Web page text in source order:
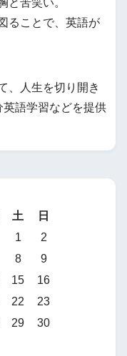
ることで、英語が
、人生を切り開き
語学習などを提供
土
日
1
2
8
9
15
16
22
23
29
30